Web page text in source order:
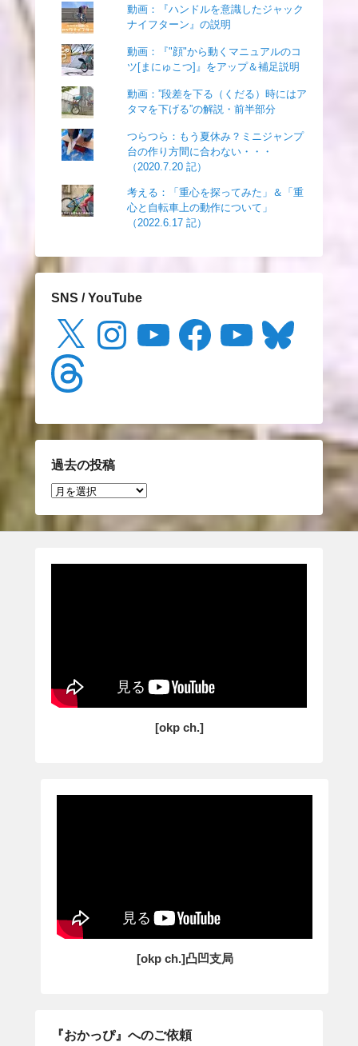
動画：『ハンドルを意識したジャック
ナイフターン』の説明
動画：『"顔"から動くマニュアルのコ
ツ[まにゅこつ]』をアップ＆補足説明
動画：”段差を下る（くだる）時にはア
タマを下げる”の解説・前半部分
つらつら：もう夏休み？ミニジャンプ
台の作り方間に合わない・・・
（2020.7.20 記）
考える：「重心を探ってみた」＆「重
心と自転車上の動作について」
（2022.6.17 記）
SNS / YouTube
Instagram Facebook Bluesky
Threads
過去の投稿
過
投
[okp ch.]
[okp ch.]凸凹支局
『おかっぴ』へのご依頼